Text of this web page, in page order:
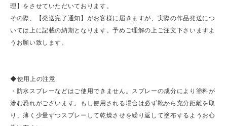
理】をさせていただいております。
その際、【発送完了通知】がお客様に届きますが、実際の作品発送につ
いては上に記載の納期となります。予めご理解の上ご注文下さいますよ
うお願い致します。
◆使用上の注意
・防水スプレーなどはご使用できません。スプレーの成分により塗料が
滲む恐れがございます。もし使用される場合は必ず靴から充分距離を取
り、薄く少量ずつスプレーして乾燥させを繰り返して塗布するようお心